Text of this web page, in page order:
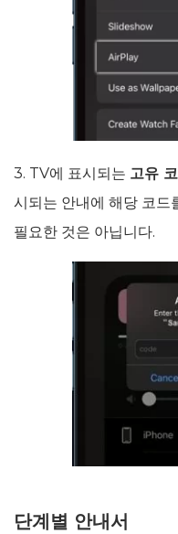
3. TV에 표시되는 고유
시되는 안내에 해당 코드
필요한 것은 아닙니다.
단계별 안내서